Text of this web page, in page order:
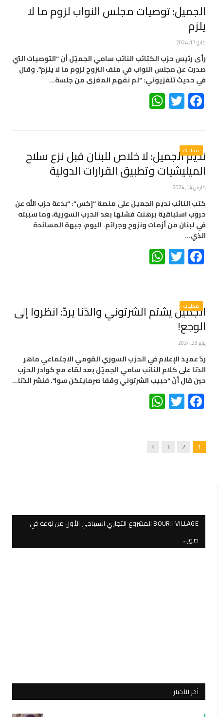
الجميل: توصيات مجلس النواب لزوم ما لا
يلزم
مايو 17, 2024
رأى رئيس حزب الكتائب النائب سامي الجميّل أن “التوصيات التي
صدرت عن مجلس النواب في ملف النزوح لزوم ما لا يلزم”. وقال
في حديث تلفزيوني: “لم نفهم المغزى من جلسة…
Facebook
Twitter
محليات
نديم الجميل: لا خلاص للبنان قبل نزع سلاح
الميليشيات وتطبيق القرارات الدولية
مارس 14, 2024
كتب النائب نديم الجميل على منصة “إكس”: “بدعة حزب الله عن
حروب استباقية برهنت فشلها بعد الحرب السورية، وما سببته
في لبنان من أزمات ونزوح وجرائم. اليوم، جبهة المساندة
الذي…
Facebook
Twitter
محليات
الجميّل يشتم الشرتوني والدّنا يردّ: انظروا إلى
الوجع!
يناير 23, 2024
ردّ عميد الإعلام في الحزب السوري القومي الاجتماعي ماهر
الدّنا على كلام النائب سامي الجميّل بعد لقاء مع كوادر الحزب
حين قال أنّ “حبيب الشرتوني وقفا صرمايتكن سوا”. فنشر الدّنا…
Facebook
Twitter
1
2
3
Next
BOURJI VILLAGE المشروع التجاري السياحي الأول من نوعه في
صور…
أخر الأخبار